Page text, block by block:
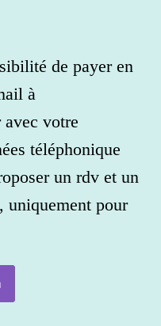
de payer en
à
votre
téléphonique
un rdv et un
uniquement pour